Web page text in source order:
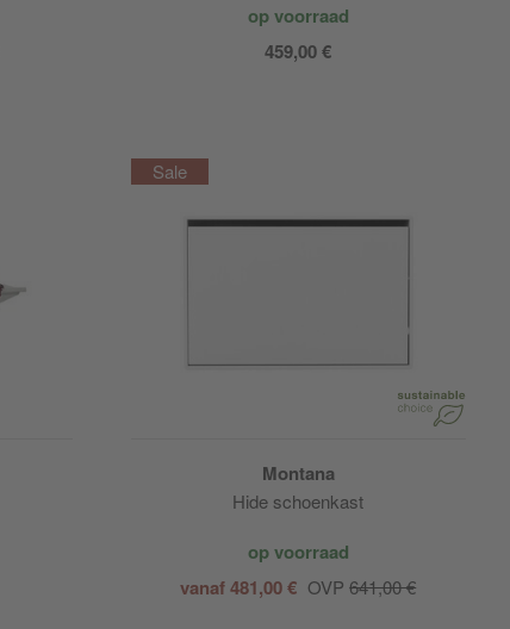
op voorraad
459,00 €
Montana
Hide schoenkast
op voorraad
vanaf 481,00 € OVP641,00 €